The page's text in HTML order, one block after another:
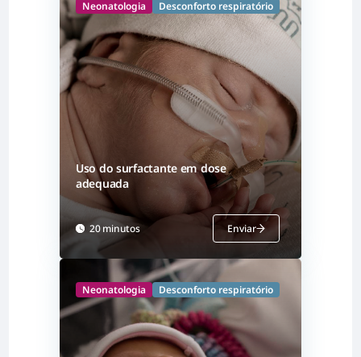
Neonatologia Desconforto respiratório
Uso do surfactante em dose
adequada
20 minutos Enviar
Neonatologia Desconforto respiratório